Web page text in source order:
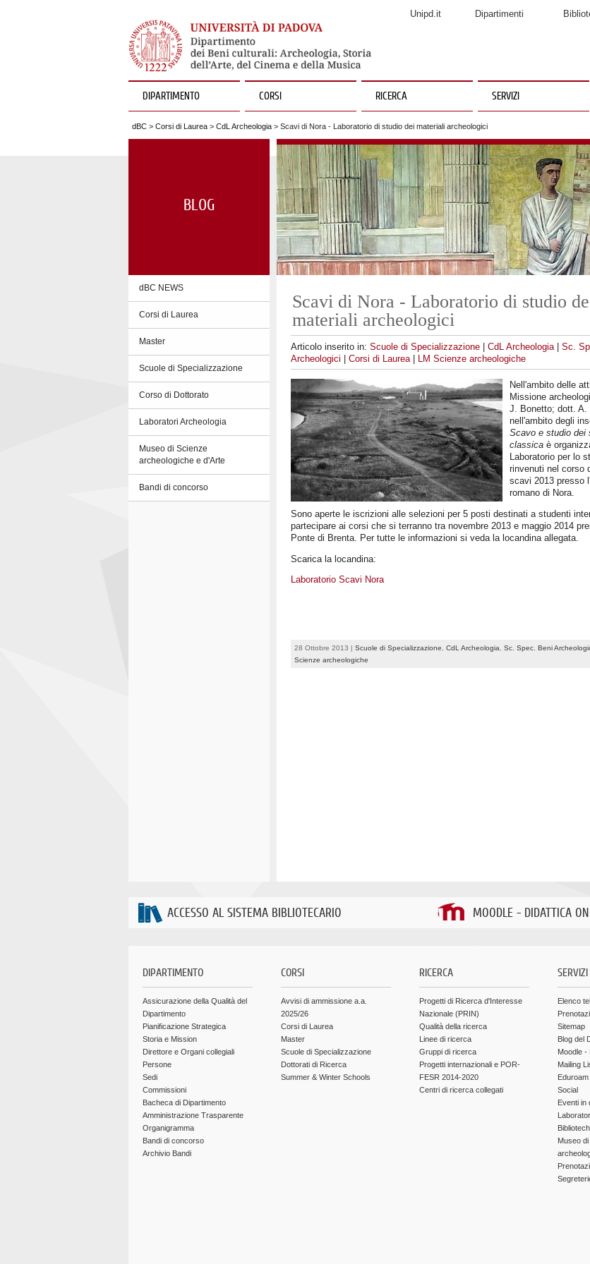
Unipd.it Dipartimenti
DIPARTIMENTO CORSI RICERCA SERVIZI
dBC > Corsi di Laurea > CdL Archeologia > Scavi di Nora - Laboratorio di studio dei materiali archeologici
BLOG
dBC NEWS
Corsi di Laurea
Master
Scuole di Specializzazione
Corso di Dottorato
Laboratori Archeologia
Museo di Scienze
archeologiche e d'Arte
Bandi di concorso
Scavi di Nora - Laboratorio di studio
materiali archeologici
Articolo inserito in: Scuole di Specializzazione CdL Archeologia
Sc.
Archeologici
Corsi di Laurea LM Scienze archeologiche
Nell'ambito delle
Missione
J. Bonetto; dott. A.
nell'ambito degli
Scavo e studio dei
classica è
Laboratorio per lo
rinvenuti nel corso
scavi 2013 presso
romano di Nora.
Sono aperte le iscrizioni alle selezioni per 5 posti destinati a studenti
partecipare ai corsi che si terranno tra novembre 2013 e maggio 2014
Ponte di Brenta. Per tutte le informazioni si veda la locandina allegata.
Scarica la locandina:
Laboratorio Scavi Nora
28 Ottobre 2013 | Scuole di Specializzazione CdL Archeologia Sc. Spec. Beni
Scienze archeologiche
ACCESSO AL SISTEMA BIBLIOTECARIO MOODLE - DIDATTICA
DIPARTIMENTO
Assicurazione della Qualità del
Dipartimento
Pianificazione Strategica
Storia e Mission
Direttore e Organi collegiali
Persone
Sedi
Commissioni
Bacheca di Dipartimento
Amministrazione Trasparente
Organigramma
Bandi di concorso
Archivio Bandi
CORSI
Avvisi di ammissione a.a.
2025/26
Corsi di Laurea
Master
Scuole di Specializzazione
Dottorati di Ricerca
Summer & Winter Schools
RICERCA
Progetti di Ricerca d'Interesse
Nazionale (PRIN)
Qualità della ricerca
Linee di ricerca
Gruppi di ricerca
Progetti internazionali e POR-
FESR 2014-2020
Centri di ricerca collegati
SERVIZI
Elenco
Sitemap
Blog del
Moodle -
Mailing
Eduroam
Social
Eventi in
Museo